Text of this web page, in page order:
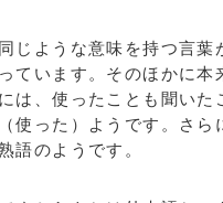
じような意味を持つ言葉
ています。そのほかに
は、使ったことも聞いた
使った）ようです。さ
語のようです。